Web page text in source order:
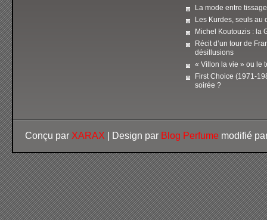
La mode entre
Les Kurdes, seuls au
Michel Koutouzis : la
Récit d’un tour de
désillusions
« Villon la vie » ou le
First Choice (1971-
soirée ?
Conçu par XARAX | Design par Blog Perfume modifié